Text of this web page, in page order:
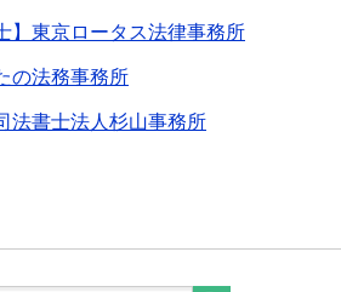
】東京ロータス法律事務所
の法務事務所
法書士法人杉山事務所